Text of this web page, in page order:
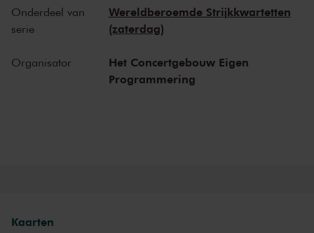
Quartett speelt krijg je het idee dat iedere noot, ieder gebaar
zorgvuldig is overwogen’, aldus
The New York Times
Haydn en Janáček vormen een interessant koppel. Beide
grootheden leefden in Midden-Europa, beiden zijn beïnvloed door
Onderdeel van
serie
Wereldberoemde Strijkkwartetten
(zaterdag)
Organisator
Het Concertgebouw Eigen
Programmering
Kaarten